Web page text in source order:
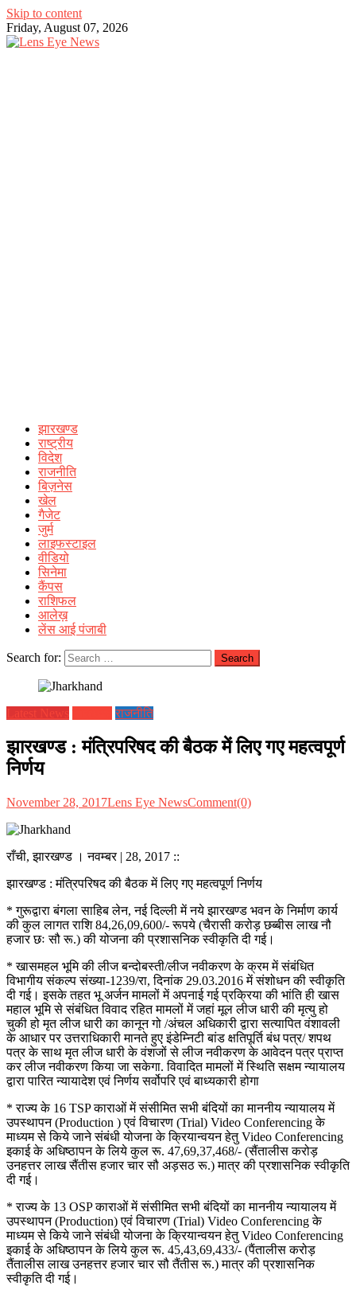
Skip to content
Friday, August 07, 2026
झारखण्ड
राष्ट्रीय
विदेश
राजनीति
बिज़नेस
खेल
गैजेट
जुर्म
लाइफस्टाइल
वीडियो
सिनेमा
कैंपस
राशिफल
आलेख़
लेंस आई पंजाबी
Search for:
Latest News राजनीति
झारखण्ड : मंत्रिपरिषद की बैठक में लिए गए महत्वपूर्ण
निर्णय
November 28, 2017Lens Eye NewsComment(0)
राँची, झारखण्ड । नवम्बर | 28, 2017 ::
झारखण्ड : मंत्रिपरिषद की बैठक में लिए गए महत्वपूर्ण निर्णय
* गुरूद्वारा बंगला साहिब लेन, नई दिल्ली में नये झारखण्ड भवन के निर्माण कार्य
की कुल लागत राशि 84,26,09,600/- रूपये (चैरासी करोड़ छब्बीस लाख नौ
हजार छः सौ रू.) की योजना की प्रशासनिक स्वीकृति दी गई।
* खासमहल भूमि की लीज बन्दोबस्ती/लीज नवीकरण के क्रम में संबंधित
विभागीय संकल्प संख्या-1239/रा, दिनांक 29.03.2016 में संशोधन की स्वीकृति
दी गई। इसके तहत भू अर्जन मामलों में अपनाई गई प्रक्रिया की भांति ही खास
महाल भूमि से संबंधित विवाद रहित मामलों में जहां मूल लीज धारी की मृत्यु हो
चुकी हो मृत लीज धारी का कानून गो /अंचल अधिकारी द्वारा सत्यापित वंशावली
के आधार पर उत्तराधिकारी मानते हुए इंडेम्निटी बांड क्षतिपूर्ति बंध पत्र/ शपथ
पत्र के साथ मृत लीज धारी के वंशजों से लीज नवीकरण के आवेदन पत्र प्राप्त
कर लीज नवीकरण किया जा सकेगा. विवादित मामलों में स्थिति सक्षम न्यायालय
द्वारा पारित न्यायादेश एवं निर्णय सर्वोपरि एवं बाध्यकारी होगा
* राज्य के 16 TSP काराओं में संसीमित सभी बंदियों का माननीय न्यायालय में
उपस्थापन (Production ) एवं विचारण (Trial) Video Conferencing के
माध्यम से किये जाने संबंधी योजना के क्रियान्वयन हेतु Video Conferencing
इकाई के अधिष्ठापन के लिये कुल रू. 47,69,37,468/- (सैंतालीस करोड़
उनहत्तर लाख सैंतीस हजार चार सौ अड़सठ रू.) मात्र की प्रशासनिक स्वीकृति
दी गई।
* राज्य के 13 OSP काराओं में संसीमित सभी बंदियों का माननीय न्यायालय में
उपस्थापन (Production) एवं विचारण (Trial) Video Conferencing के
माध्यम से किये जाने संबंधी योजना के क्रियान्वयन हेतु Video Conferencing
इकाई के अधिष्ठापन के लिये कुल रू. 45,43,69,433/- (पैंतालीस करोड़
तैंतालीस लाख उनहत्तर हजार चार सौ तैंतीस रू.) मात्र की प्रशासनिक
स्वीकृति दी गई।